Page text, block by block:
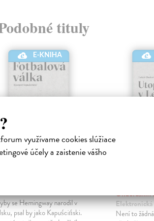
využívame cookies slúžiace
účely a zaistenie vášho
tituly
E-KNIHA
kniha
se Hemingway narodil v
psal by jako Kapuściński.
Onderčanin
Není to